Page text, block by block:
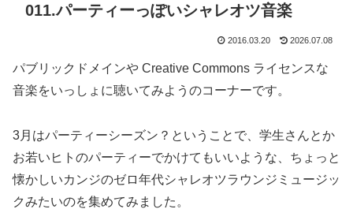
011.パーティーっぽいシャレオツ音楽
2016.03.20 2026.07.08
パブリックドメインや Creative Commons ライセンスな
音楽をいっしょに聴いてみようのコーナーです。
3月はパーティーシーズン？ということで、学生さんとか
お若いヒトのパーティーでかけてもいいような、ちょっと
懐かしいカンジのゼロ年代シャレオツラウンジミュージッ
クみたいのを集めてみました。